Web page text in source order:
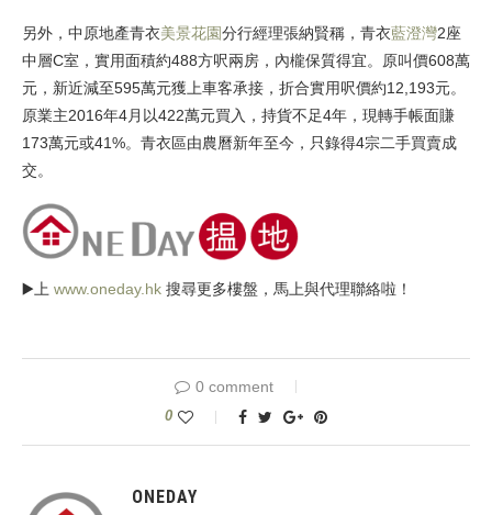
另外，中原地產青衣美景花園分行經理張納賢稱，青衣藍澄灣2座
中層C室，實用面積約488方呎兩房，內櫳保質得宜。原叫價608萬
元，新近減至595萬元獲上車客承接，折合實用呎價約12,193元。
原業主2016年4月以422萬元買入，持貨不足4年，現轉手帳面賺
173萬元或41%。青衣區由農曆新年至今，只錄得4宗二手買賣成
交。
▶️上 www.oneday.hk 搜尋更多樓盤，馬上與代理聯絡啦！
0 comment
0
ONEDAY